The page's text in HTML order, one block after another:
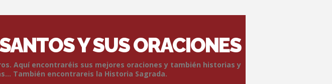
Y SUS ORACIONES
Aquí encontraréis sus mejores oraciones y también historias y
También encontrareis la Historia Sagrada.